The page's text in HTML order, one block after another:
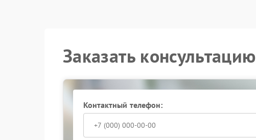
Заказать консультацию
Контактный телефон: